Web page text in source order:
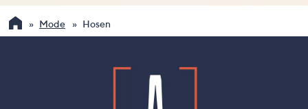
verwenden
Sie
die
Mode Hosen